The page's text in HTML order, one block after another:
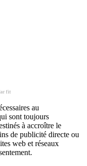
fit
au
sont toujours
à accroître le
de publicité directe ou
web et réseaux